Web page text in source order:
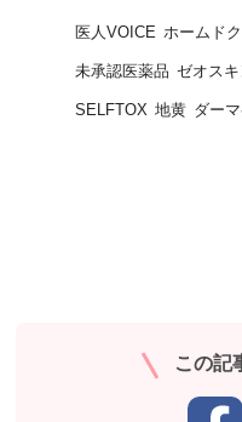
医人VOICE ホームド
未承認医薬品 ゼオス
SELFTOX 地黄 ダー
この記